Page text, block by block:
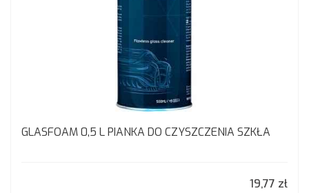
GLASFOAM 0,5 L PIANKA DO CZYSZCZENIA SZKŁA
19,77 zł